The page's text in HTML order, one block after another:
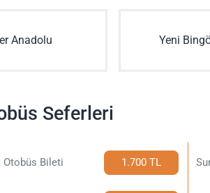
Anadolu Yeni
Seferleri
Otobüs Bileti 1.700 TL